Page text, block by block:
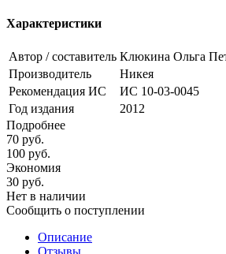
Характеристики
Автор / составитель Клюкина Ольга
Производитель
Никея
Рекомендация ИС
ИС 10-03-0045
Год издания
2012
Подробнее
70 руб.
100 руб.
Экономия
30 руб.
Нет в наличии
Сообщить о поступлении
Описание